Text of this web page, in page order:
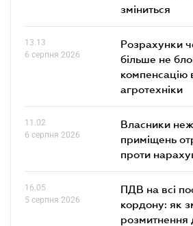
зміниться
13.13
6 серпня 2026
Розрахунки
більше не
компенсацію
агротехніки
11.02
6 серпня 2026
Власники
приміщень
проти
16.05
5 серпня 2026
ПДВ на всі
кордону: як
розмитнення